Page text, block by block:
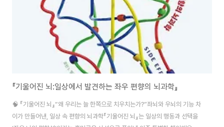
『기울어진 뇌:일상에서 발견하는 좌우 편향의 뇌과학』
🧠 『기울어진 뇌』“왜 우리는 늘 한쪽으로 치우치는가?”좌뇌와 우뇌의 기능 차
이가 만들어낸, 일상 속 편향의 뇌과학『기울어진 뇌』는 일상의 행동과 선택을